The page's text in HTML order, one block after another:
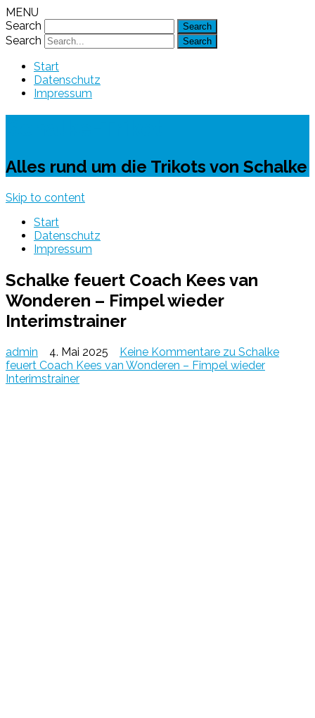
MENU
Search
Search
Start
Datenschutz
Impressum
Alles rund um die Trikots von Schalke
Skip to content
Start
Datenschutz
Impressum
Schalke feuert Coach Kees van
Wonderen – Fimpel wieder
Interimstrainer
admin 4. Mai 2025 Keine Kommentare zu Schalke
feuert Coach Kees van Wonderen – Fimpel wieder
Interimstrainer